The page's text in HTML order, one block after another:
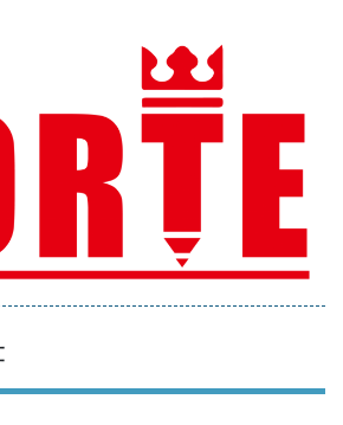
ォルテ｜横浜
土ヶ谷・蒔
寺地域の高校
塾｜少人数制
団授業
ヶ谷・蒔田・弘明寺地域で人気の少人
数制集団授業の塾！